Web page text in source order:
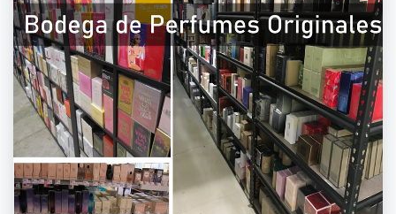
825-9452PERFUMES POR CATALOGO |
1(800) 825-9452PERFUMES POR
CATALOGO | 1(800) 825-9452
OnMarch 30, 2021 Byadmin
Todos nuestros perfumes y fragancias son
originales. Puedes iniciar hoy tu propio negocio
de “Venta de perfumes por catálogo 2021″ y
comienza a ganar dinero desde casa. Las
Mejores empresas y catálogos para venta de